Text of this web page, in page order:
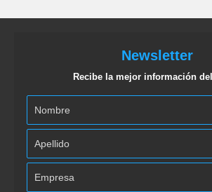
Newsletter
Recibe la mejor información